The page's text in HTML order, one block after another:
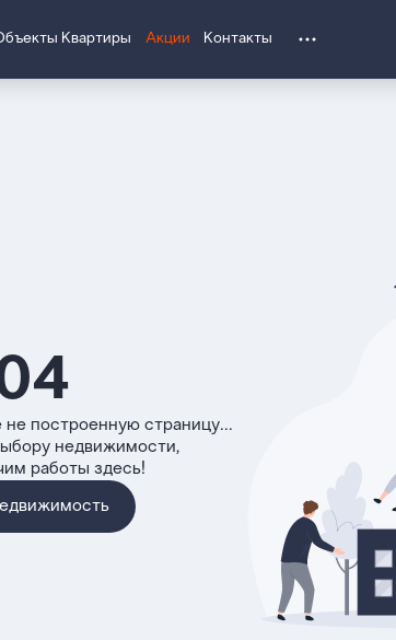
Квартиры Акции Контакты
построенную страницу...
недвижимости,
работы здесь!